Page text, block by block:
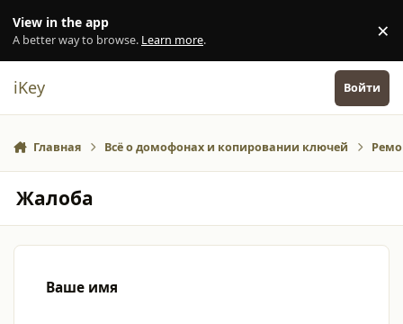
View in the app
A better way to browse. Learn more. ×
iKey Войти
Главная Всё о домофонах и копировании ключей
Жалоба
Ваше имя